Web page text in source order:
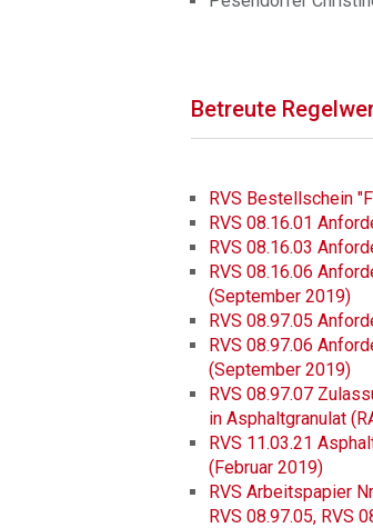
Betreute
RVS Bestellschein
RVS 08.16.01
RVS 08.16.03
RVS 08.16.06
(September 2019)
RVS 08.97.05
RVS 08.97.06
(September 2019)
RVS 08.97.07
in Asphaltgranulat
RVS 11.03.21
(Februar 2019)
RVS Arbeitspapier
RVS 08.97.05, RVS